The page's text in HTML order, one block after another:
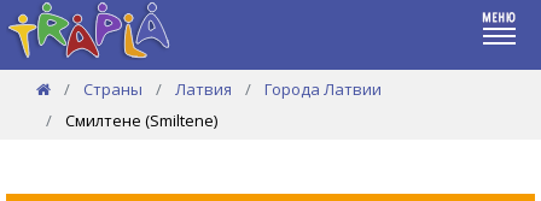
Страны Латвия
Города Латвии
Смилтене (Smiltene)